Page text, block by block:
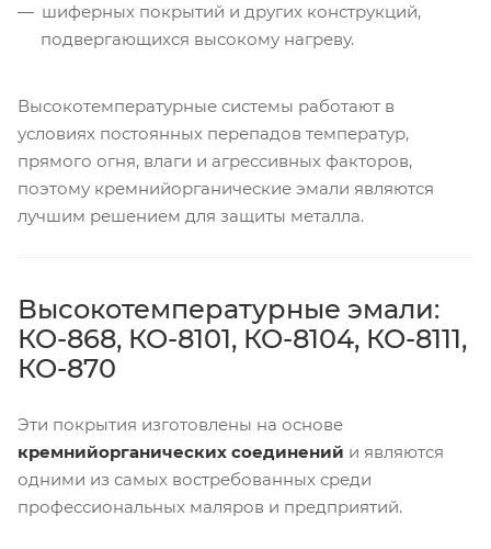
шиферных покрытий и других конструкций,
подвергающихся высокому нагреву.
Высокотемпературные системы работают в
условиях постоянных перепадов температур,
прямого огня, влаги и агрессивных факторов,
поэтому кремнийорганические эмали являются
лучшим решением для защиты металла.
Высокотемпературные эмали:
КО-868, КО-8101, КО-8104, КО-8111,
КО-870
Эти покрытия изготовлены на основе
кремнийорганических соединений и являются
одними из самых востребованных среди
профессиональных маляров и предприятий.